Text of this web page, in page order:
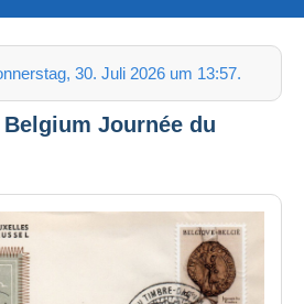
30. Juli 2026 um 13:57.
Journée du